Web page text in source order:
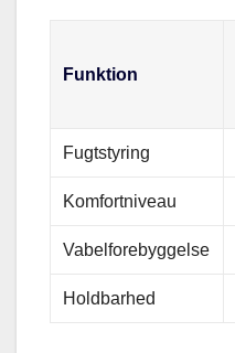
Funktion
Fugtstyring
Komfortniveau
Vabelforebyggelse
Holdbarhed